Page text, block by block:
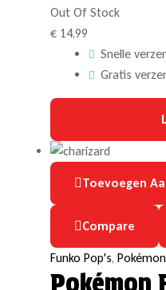
Out Of Stock
€ 14,99
Snelle
Gratis
Toevoegen
Compare
Funko Pop's, Pokémon
Pokémon